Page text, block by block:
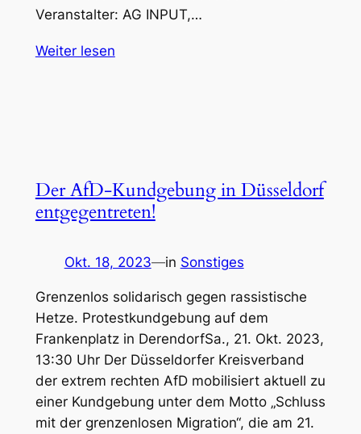
Veranstalter: AG INPUT,…
Weiter lesen
Der AfD-Kundgebung in Düsseldorf
entgegentreten!
Okt. 18, 2023—in Sonstiges
Grenzenlos solidarisch gegen rassistische
Hetze. Protestkundgebung auf dem
Frankenplatz in DerendorfSa., 21. Okt. 2023,
13:30 Uhr Der Düsseldorfer Kreisverband
der extrem rechten AfD mobilisiert aktuell zu
einer Kundgebung unter dem Motto „Schluss
mit der grenzenlosen Migration“, die am 21.